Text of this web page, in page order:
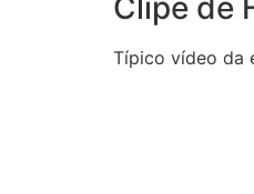
Típico vídeo da